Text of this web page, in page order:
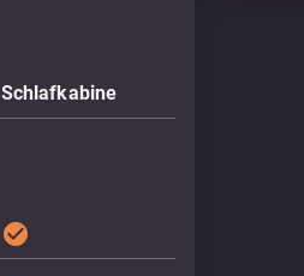
Schlafkabine
check_circle